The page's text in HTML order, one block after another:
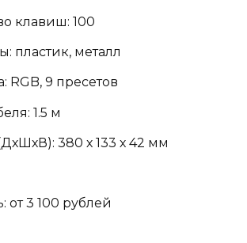
клавиш: 100
пластик, металл
RGB, 9 пресетов
1.5 м
380 х 133 х 42 мм
от 3 100 рублей